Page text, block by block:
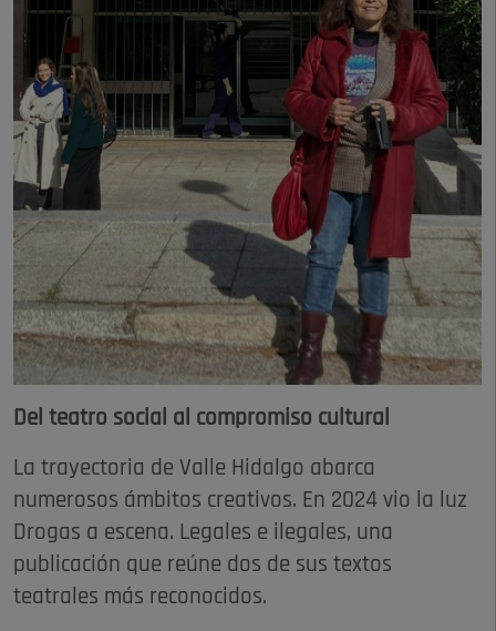
Del teatro social al compromiso cultural
La trayectoria de Valle Hidalgo abarca
numerosos ámbitos creativos. En 2024 vio la luz
Drogas a escena. Legales e ilegales, una
publicación que reúne dos de sus textos
teatrales más reconocidos.